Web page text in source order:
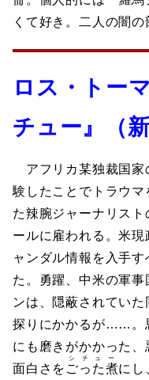
くて好き。二人の闇の
ロス・トー
チュー』（
アフリカ某独裁国家
験したことでトラウ
た辣腕ジャーナリス
ールに雇われる。米
ャンダル情報を入手
た。勇躍、中米の軍
ンは、隠蔽されてい
探りにかかるが……。
にも磨きがかかった
面白さを ごった煮
シチュー
にし